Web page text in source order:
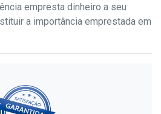
empresta dinheiro a seu
a importância emprestada em